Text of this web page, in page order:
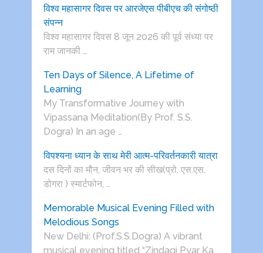
विश्व महासागर दिवस पर आरजेएस पीबीएच की संगोष्ठी
संपन्न
विश्व महासागर दिवस 8 जून 2026 की पूर्व संध्या पर
राम जानकी …
Ten Days of Silence, A Lifetime of
Learning
My Transformative Journey with
Vipassana Meditation(By Prof. S.S.
Dogra) In an age …
विपश्यना ध्यान के साथ मेरी आत्म-परिवर्तनकारी यात्रा
दस दिनों का मौन, जीवन भर की सीख(प्रो. एस.एस.
डोगरा ) स्मार्टफोन, …
Memorable Musical Evening Filled with
Melodious Songs
New Delhi: (Prof.S.S.Dogra) A vibrant
musical evening titled “Zindagi Pyar Ka